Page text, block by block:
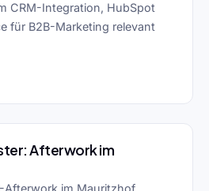
CRM-Integration, HubSpot
für B2B-Marketing relevant
Afterwork im